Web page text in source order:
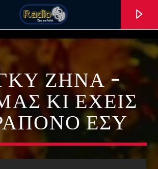
0:00
ΖΗΝΑ –
ΚΙ ΕΧΕΙΣ
ΕΣΥ